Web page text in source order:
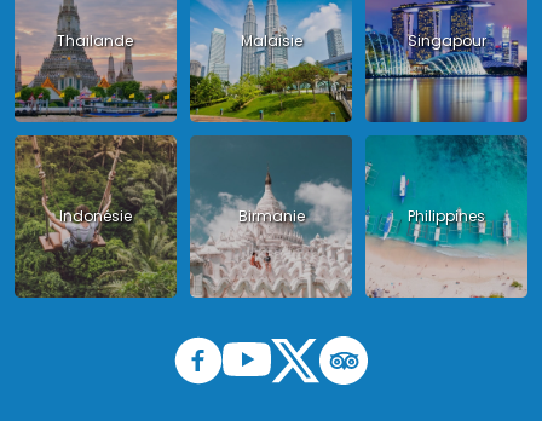
Thailande Malaisie Singapour
Indonésie Birmanie Philippines